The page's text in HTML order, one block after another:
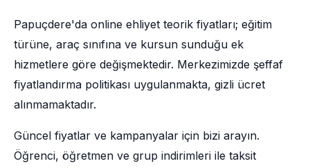
Papuçdere'da online ehliyet teorik fiyatları; eğitim
türüne, araç sınıfına ve kursun sunduğu ek
hizmetlere göre değişmektedir. Merkezimizde şeffaf
fiyatlandırma politikası uygulanmakta, gizli ücret
alınmamaktadır.
Güncel fiyatlar ve kampanyalar için bizi arayın.
Öğrenci, öğretmen ve grup indirimleri ile taksit